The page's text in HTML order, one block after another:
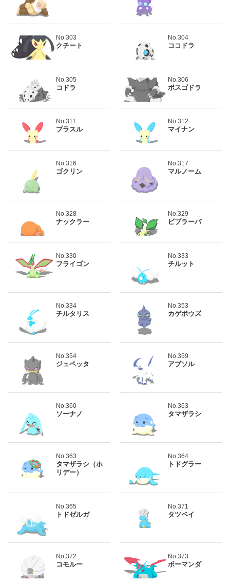
No.303
クチート
No.304
ココドラ
No.305
コドラ
No.306
ボスゴドラ
No.311
プラスル
No.312
マイナン
No.316
ゴクリン
No.317
マルノーム
No.328
ナックラー
No.329
ビブラーバ
No.330
フライゴン
No.333
チルット
No.334
チルタリス
No.353
カゲボウズ
No.354
ジュペッタ
No.359
アブソル
No.360
ソーナノ
No.363
タマザラシ
No.363
タマザラシ（ホ
リデー）
No.364
トドグラー
No.365
トドゼルガ
No.371
タツベイ
No.372
コモルー
No.373
ボーマンダ